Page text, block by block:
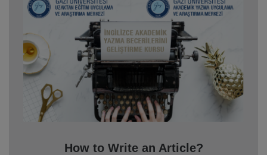
How to Write an Article?